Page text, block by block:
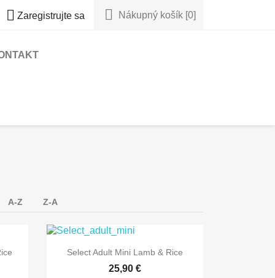
 Zaregistrujte sa  Nákupný košík [0]
A-Z Z-A
 Rýchly náhľad
Select Adult Mini Lamb & Rice
25,90 €